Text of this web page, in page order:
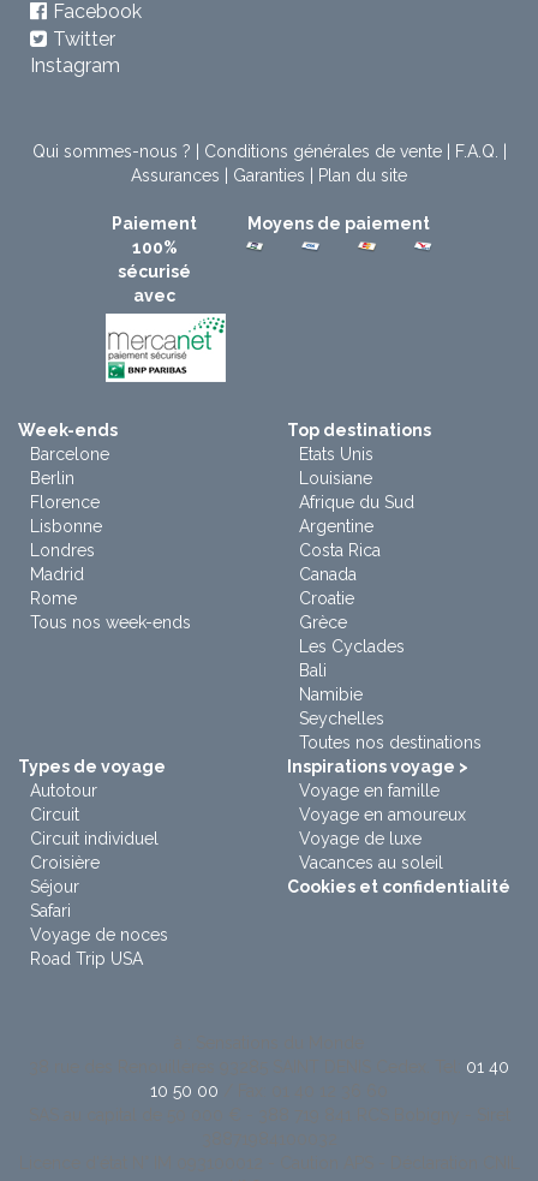
Facebook
Twitter
Instagram
Qui sommes-nous ? Conditions générales de vente| F.A.Q.
Assurances
Garanties Plan du site
Paiement
100%
sécurisé
avec
Moyens de paiement
Week-ends
Barcelone
Berlin
Florence
Lisbonne
Londres
Madrid
Rome
Tous nos week-ends
Top destinations
Etats Unis
Louisiane
Afrique du Sud
Argentine
Costa Rica
Canada
Croatie
Grèce
Les Cyclades
Bali
Namibie
Seychelles
Toutes nos destinations
Types de voyage
Autotour
Circuit
Circuit individuel
Croisière
Séjour
Safari
Voyage de noces
Road Trip USA
Inspirations voyage >
Voyage en famille
Voyage en amoureux
Voyage de luxe
Vacances au soleil
Cookies et confidentialité
01 40
10 50 00